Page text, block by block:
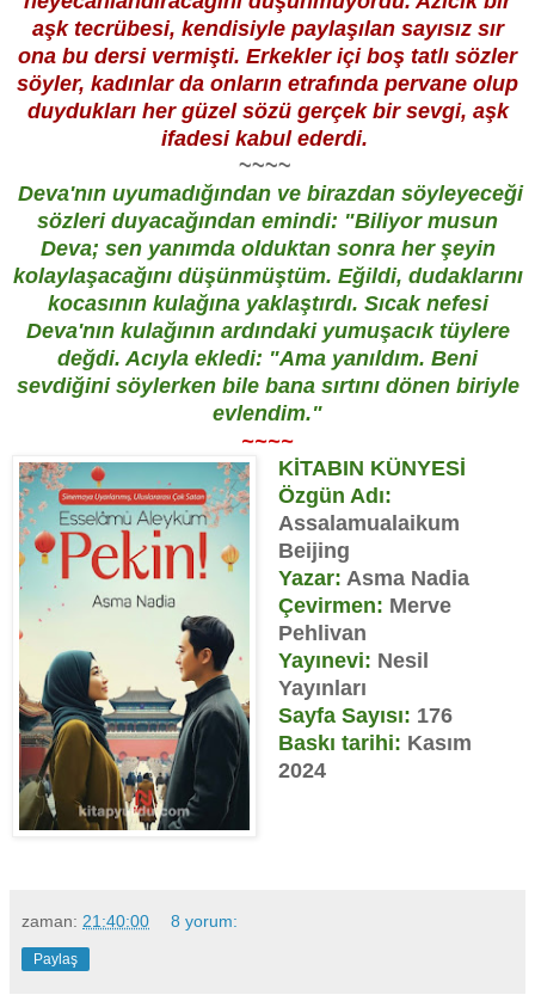
aşk tecrübesi, kendisiyle paylaşılan sayısız sır
ona bu dersi vermişti. Erkekler içi boş tatlı sözler
söyler, kadınlar da onların etrafında pervane olup
duydukları her güzel sözü gerçek bir sevgi, aşk
ifadesi kabul ederdi.
~~~~
Deva'nın uyumadığından ve birazdan söyleyeceği
sözleri duyacağından emindi: "Biliyor musun
Deva; sen yanımda olduktan sonra her şeyin
kolaylaşacağını düşünmüştüm. Eğildi, dudaklarını
kocasının kulağına yaklaştırdı. Sıcak nefesi
Deva'nın kulağının ardındaki yumuşacık tüylere
değdi. Acıyla ekledi: "Ama yanıldım. Beni
sevdiğini söylerken bile bana sırtını dönen biriyle
evlendim."
~~~~
KİTABIN KÜNYESİ
Özgün Adı:
Assalamualaikum
Beijing
Yazar: Asma Nadia
Çevirmen: Merve
Pehlivan
Yayınevi: Nesil
Yayınları
Sayfa Sayısı: 176
Baskı tarihi: Kasım
2024
zaman: 21:40:00 8 yorum:
Paylaş